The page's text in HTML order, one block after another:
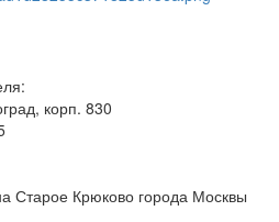
корп. 830
Старое Крюково города Москвы